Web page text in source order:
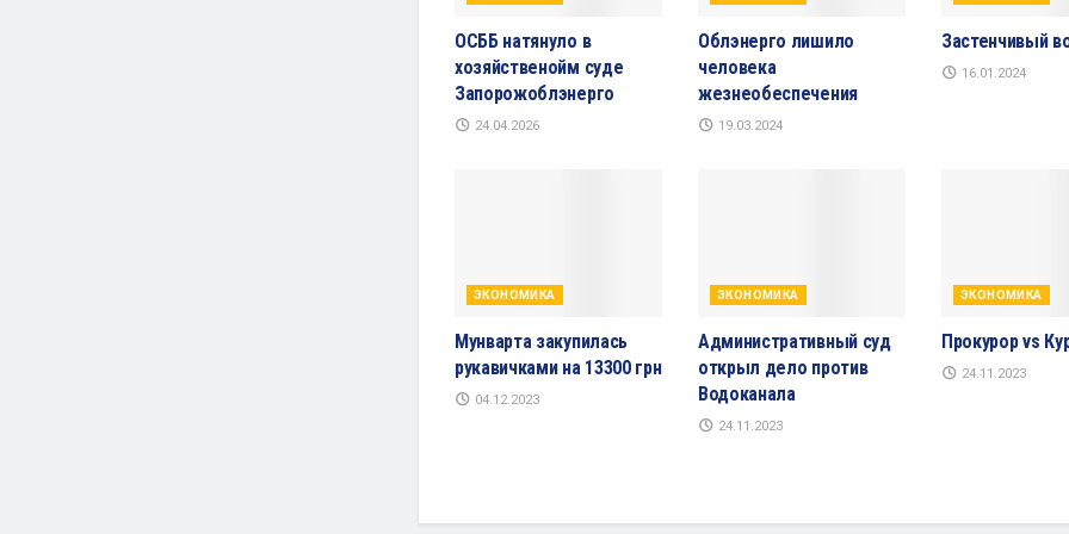
ОСББ натянуло в
хозяйственойм суде
Запорожоблэнерго
24.04.2026
Облэнерго лишило
человека
жезнеобеспечения
19.03.2024
Застенчивый
16.01.2024
ЭКОНОМИКА
Мунварта закупилась
рукавичками на 13300 грн
04.12.2023
ЭКОНОМИКА
Административный суд
открыл дело против
Водоканала
24.11.2023
ЭКОНОМИКА
Прокурор vs
24.11.2023